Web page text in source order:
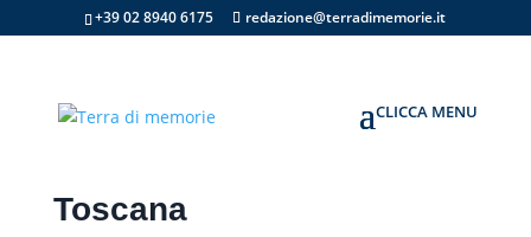
+39 02 8940 6175 redazione@terradimemorie.it
Toscana